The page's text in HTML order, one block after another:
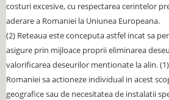
costuri excesive, cu respectarea cerintelor
aderare a Romaniei la Uniunea Europeana.
(2) Reteaua este conceputa astfel incat sa
asigure prin mijloace proprii eliminarea
valorificarea deseurilor mentionate la alin.
Romaniei sa actioneze individual in acest
geografice sau de necesitatea de instalatii